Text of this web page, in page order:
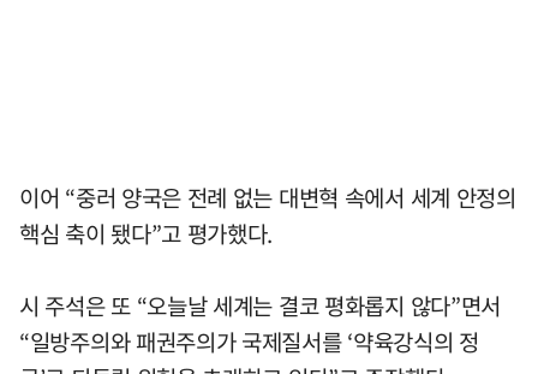
이어 “중러 양국은 전례 없는 대변혁 속에서 세계 안정의
핵심 축이 됐다”고 평가했다.
시 주석은 또 “오늘날 세계는 결코 평화롭지 않다”면서
“일방주의와 패권주의가 국제질서를 ‘약육강식의 정